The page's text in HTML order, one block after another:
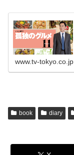
www.tv-tokyo.co.jp
book diary